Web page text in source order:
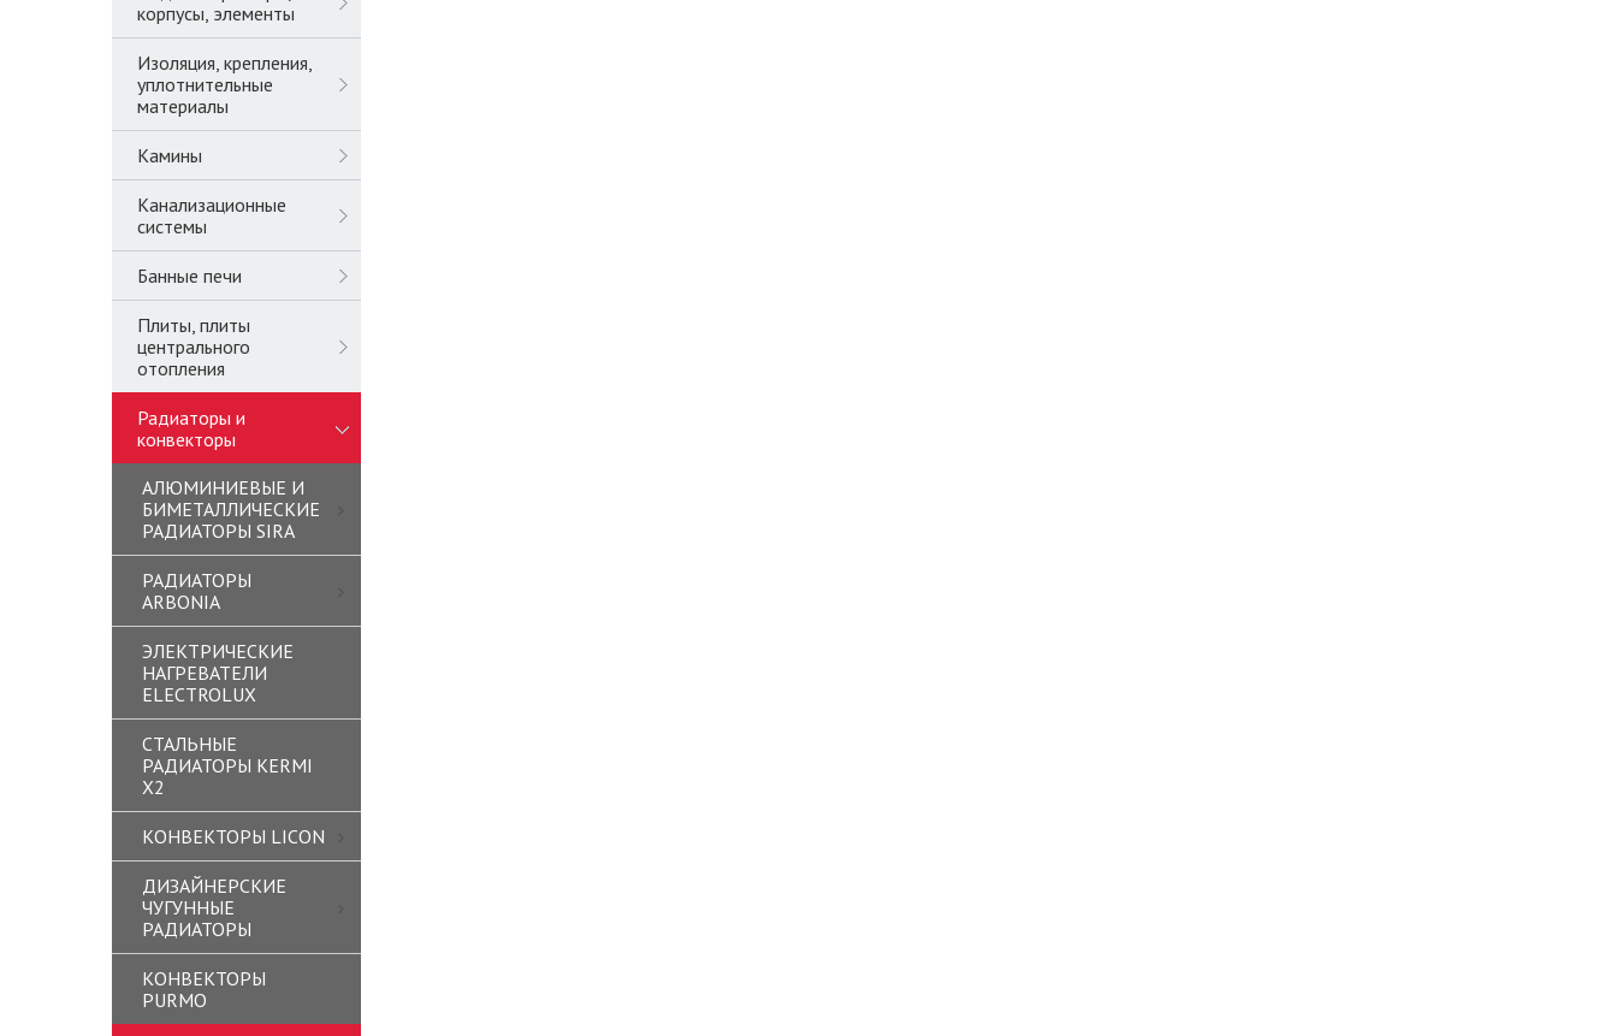
корпусы, элементы
Изоляция, крепления,
уплотнительные
материалы
Камины
Канализационные
системы
Банные печи
Плиты, плиты
центрального
отопления
Радиаторы и
конвекторы
АЛЮМИНИЕВЫЕ И
БИМЕТАЛЛИЧЕСКИЕ
РАДИАТОРЫ SIRA
РАДИАТОРЫ
ARBONIA
ЭЛЕКТРИЧЕСКИЕ
НАГРЕВАТЕЛИ
ELECTROLUX
СТАЛЬНЫЕ
РАДИАТОРЫ KERMI
X2
КОНВЕКТОРЫ LICON
ДИЗАЙНЕРСКИЕ
ЧУГУННЫЕ
РАДИАТОРЫ
КОНВЕКТОРЫ
PURMO